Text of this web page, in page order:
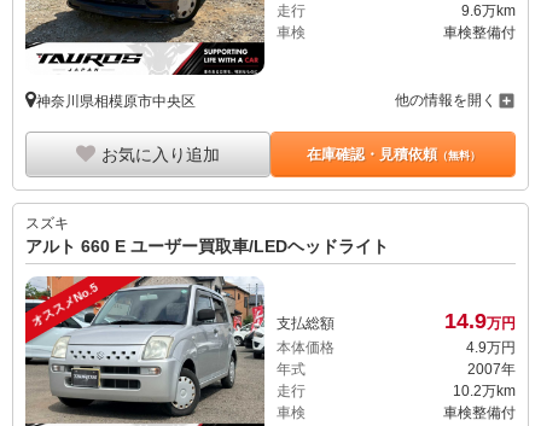
走行
9.6万km
車検
車検整備付
神奈川県相模原市中央区 他の情報を開く
お気に入り追加 在庫確認・見積依頼（無料）
スズキ
アルト 660 E ユーザー買取車/LEDヘッドライト
オススメNo.5 支払総額 14.9万円
本体価格
4.9万円
年式
2007年
走行
10.2万km
車検
車検整備付